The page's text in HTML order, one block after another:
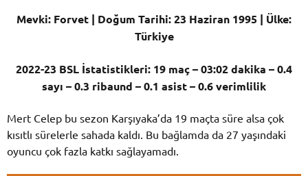
Mevki: Forvet | Doğum Tarihi: 23 Haziran 1995 | Ülke:
Türkiye
2022-23 BSL İstatistikleri: 19 maç – 03:02 dakika – 0.4
sayı – 0.3 ribaund – 0.1 asist – 0.6 verimlilik
Mert Celep bu sezon Karşıyaka’da 19 maçta süre alsa çok
kısıtlı sürelerle sahada kaldı. Bu bağlamda da 27 yaşındaki
oyuncu çok fazla katkı sağlayamadı.